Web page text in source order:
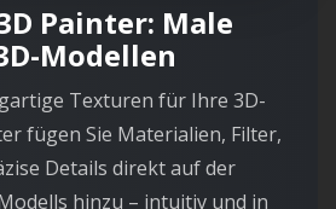
Painter: Male
Modellen
Texturen für Ihre 3D-
fügen Sie Materialien, Filter,
Details direkt auf der
hinzu – intuitiv und in